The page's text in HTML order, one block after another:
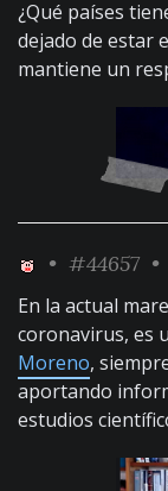
¿Qué países
dejado de estar
mantiene un
• #44657
En la actual
coronavirus, es
Moreno,
aportando
estudios